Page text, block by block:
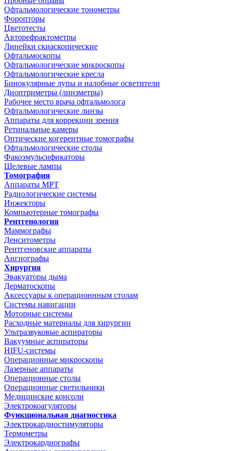
Офтальмологические тонометры
Форопторы
Цветотесты
Авторефрактометры
Линейки скиаскопические
Офтальмоскопы
Офтальмологические микроскопы
Офтальмологические кресла
Бинокулярные лупы и налобные осветители
Диоптриметры (линзметры)
Рабочее место врача офтальмолога
Офтальмологические линзы
Аппараты для коррекции зрения
Ретинальные камеры
Оптические когерентные томографы
Офтальмологические столы
Факоэмульсификаторы
Щелевые лампы
Томография
Аппараты МРТ
Радиологические системы
Инжекторы
Компьютерные томографы
Рентгенология
Маммографы
Денситометры
Рентгеновские аппараты
Ангиографы
Хирургия
Эвакуаторы дыма
Дерматоскопы
Аксессуары к операционнным столам
Системы навигации
Моторные системы
Расходные материалы для хирургии
Ультразвуковые аспираторы
Вакуумные аспираторы
HIFU-системы
Операционные микроскопы
Лазерные аппараты
Операционные столы
Операционные светильники
Медицинские консоли
Электрокоагуляторы
Функциональная диагностика
Электрокардиостимуляторы
Термометры
Электрокардиографы